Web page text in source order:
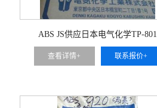
ABS JS供应日本电气化学TP-801
查看详情+ 联系报价+